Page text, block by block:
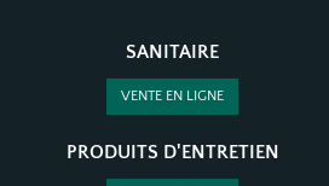
SANITAIRE
VENTE EN LIGNE
PRODUITS D'ENTRETIEN